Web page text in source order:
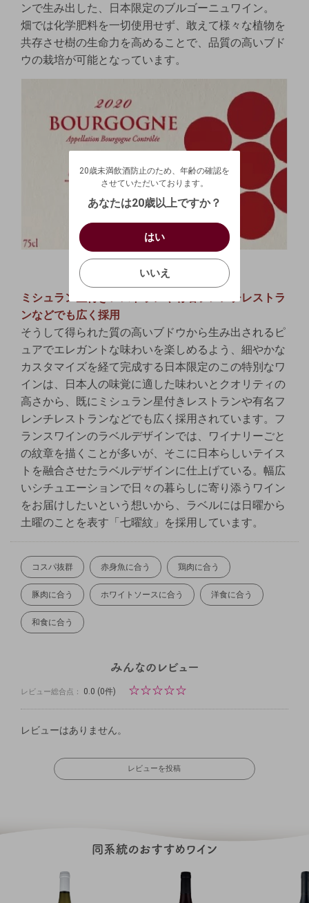
お買い物を続ける カートへ進む
ンで生み出した、日本限定のブルゴーニュワイン。
畑では化学肥料を一切使用せず、敢えて様々な植物を
共存させ樹の生命力を高めることで、品質の高いブド
ウの栽培が可能となっています。
ミシュラン星付きレストランや有名フレンチレストラ
ンなどでも広く採用
そうして得られた質の高いブドウから生み出されるピ
ュアでエレガントな味わいを楽しめるよう、細やかな
カスタマイズを経て完成する日本限定のこの特別なワ
インは、日本人の味覚に適した味わいとクオリティの
高さから、既にミシュラン星付きレストランや有名フ
レンチレストランなどでも広く採用されています。フ
ランスワインのラベルデザインでは、ワイナリーごと
の紋章を描くことが多いが、そこに日本らしいテイス
トを融合させたラベルデザインに仕上げている。幅広
いシチュエーションで日々の暮らしに寄り添うワイン
をお届けしたいという想いから、ラベルには日曜から
土曜のことを表す「七曜紋」を採用しています。
コスパ抜群 赤身魚に合う 鶏肉に合う
豚肉に合う ホワイトソースに合う 洋食に合う
和食に合う
レビュー総合点： 0.0 (0件) ☆☆☆☆☆
レビューはありません。
レビューを投稿
20歳未満飲酒防止のため、年齢の確認を
させていただいております。
あなたは20歳以上ですか？
はい
いいえ
20歳未満飲酒防止のため、年齢の確認を
生年月日を入力してください。
西暦
/
確認する
ログアウトします。よろしいですか？
いいえ